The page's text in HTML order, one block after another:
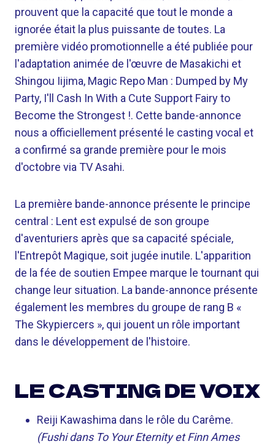
prouvent que la capacité que tout le monde a
ignorée était la plus puissante de toutes. La
première vidéo promotionnelle a été publiée pour
l'adaptation animée de l'œuvre de Masakichi et
Shingou Iijima, Magic Repo Man : Dumped by My
Party, I'll Cash In With a Cute Support Fairy to
Become the Strongest !. Cette bande-annonce
nous a officiellement présenté le casting vocal et
a confirmé sa grande première pour le mois
d'octobre via TV Asahi.
La première bande-annonce présente le principe
central : Lent est expulsé de son groupe
d'aventuriers après que sa capacité spéciale,
l'Entrepôt Magique, soit jugée inutile. L'apparition
de la fée de soutien Empee marque le tournant qui
change leur situation. La bande-annonce présente
également les membres du groupe de rang B «
The Skypiercers », qui jouent un rôle important
dans le développement de l'histoire.
LE CASTING DE VOIX
Reiji Kawashima dans le rôle du Carême.
(Fushi dans To Your Eternity et Finn Ames